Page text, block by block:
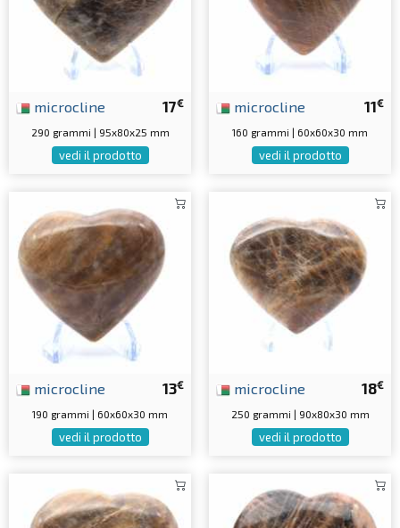
17€
microcline
290 grammi | 95x80x25 mm
vedi il prodotto
11€
microcline
160 grammi | 60x60x30 mm
vedi il prodotto
13€
microcline
190 grammi | 60x60x30 mm
vedi il prodotto
18€
microcline
250 grammi | 90x80x30 mm
vedi il prodotto